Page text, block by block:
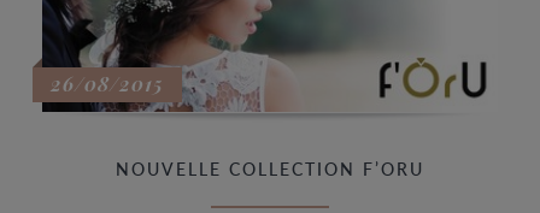
26/08/2015
NOUVELLE COLLECTION F’ORU